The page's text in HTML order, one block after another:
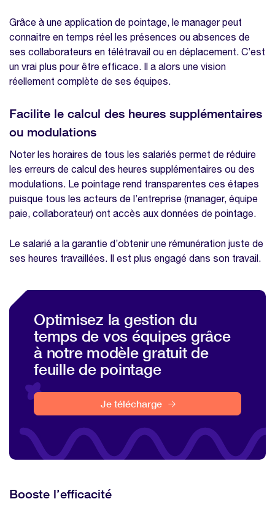
Grâce à une application de pointage, le manager peut
connaitre en temps réel les présences ou absences de
ses collaborateurs en télétravail ou en déplacement. C’est
un vrai plus pour être efficace. Il a alors une vision
réellement complète de ses équipes.
Facilite le calcul des heures supplémentaires
ou modulations
Noter les horaires de tous les salariés permet de réduire
les erreurs de calcul des heures supplémentaires ou des
modulations. Le pointage rend transparentes ces étapes
puisque tous les acteurs de l’entreprise (manager, équipe
paie, collaborateur) ont accès aux données de pointage.
Le salarié a la garantie d’obtenir une rémunération juste de
ses heures travaillées. Il est plus engagé dans son travail.
Optimisez la gestion du
temps de vos équipes grâce
à notre modèle gratuit de
feuille de pointage
Je télécharge
Booste l’efficacité